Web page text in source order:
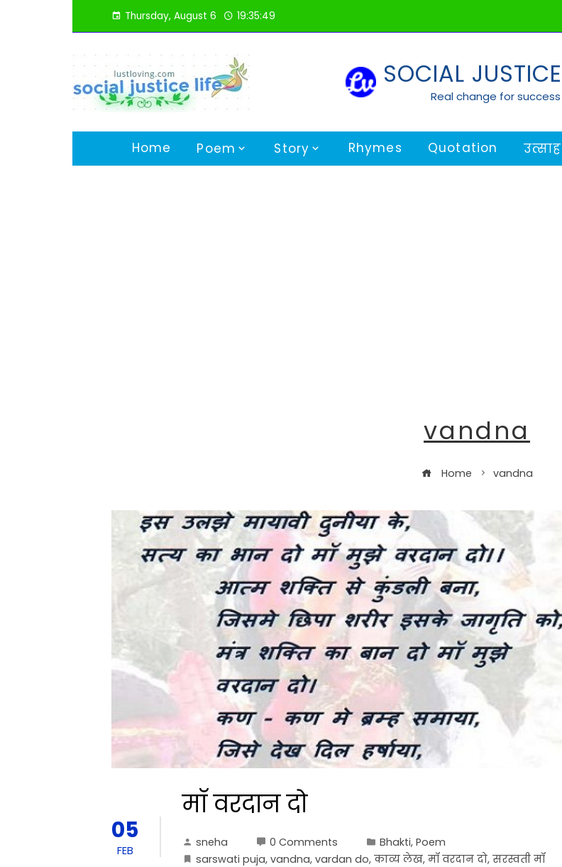
Thursday, August 6 19:35:50
SOCIAL
Real change for success
Home Poem Story Rhymes Quotation उत्साह
vandna
Home vandna
05
FEB
मॉ वरदान दो
sneha 0 Comments Bhakti, Poem
sarswati puja, vandna, vardan do, काव्य लेख, मॉ वरदान दो, सरस्वती मॉ